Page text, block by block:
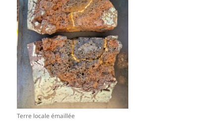
Terre locale émaillée